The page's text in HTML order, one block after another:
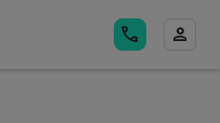
call person